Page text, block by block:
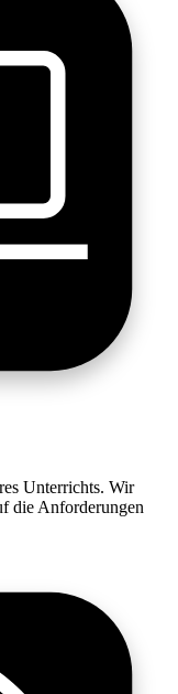
Unterrichts. Wir
die Anforderungen